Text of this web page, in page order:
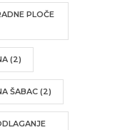
PLOČE
(2)
ŠABAC (2)